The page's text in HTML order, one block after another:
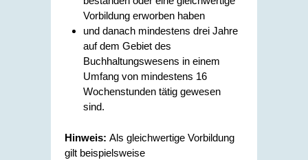
Vorbildung erworben haben
und danach mindestens drei Jahre
auf dem Gebiet des
Buchhaltungswesens in einem
Umfang von mindestens 16
Wochenstunden tätig gewesen
sind.
Hinweis: Als gleichwertige Vorbildung
gilt beispielsweise